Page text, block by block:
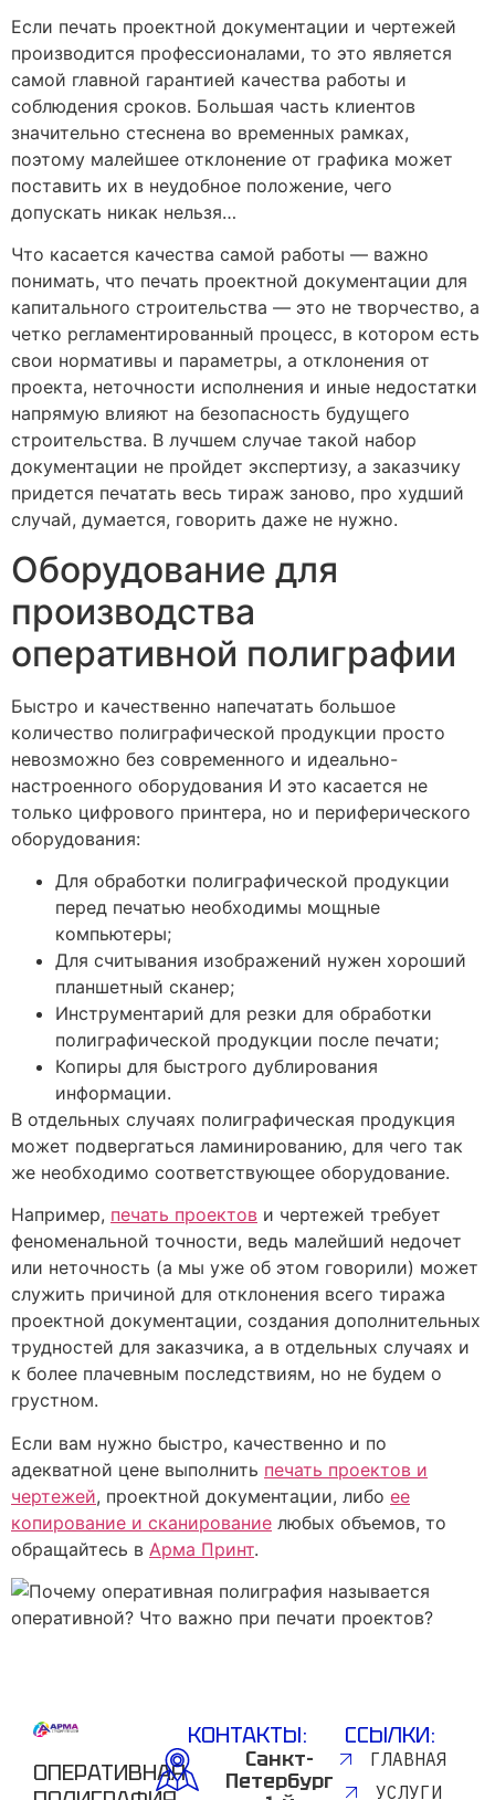
Если печать проектной документации и чертежей
производится профессионалами, то это является
самой главной гарантией качества работы и
соблюдения сроков. Большая часть клиентов
значительно стеснена во временных рамках,
поэтому малейшее отклонение от графика может
поставить их в неудобное положение, чего
допускать никак нельзя…
Что касается качества самой работы — важно
понимать, что печать проектной документации для
капитального строительства — это не творчество, а
четко регламентированный процесс, в котором есть
свои нормативы и параметры, а отклонения от
проекта, неточности исполнения и иные недостатки
напрямую влияют на безопасность будущего
строительства. В лучшем случае такой набор
документации не пройдет экспертизу, а заказчику
придется печатать весь тираж заново, про худший
случай, думается, говорить даже не нужно.
Оборудование для
производства
оперативной полиграфии
Быстро и качественно напечатать большое
количество полиграфической продукции просто
невозможно без современного и идеально-
настроенного оборудования И это касается не
только цифрового принтера, но и периферического
оборудования:
Для обработки полиграфической продукции
перед печатью необходимы мощные
компьютеры;
Для считывания изображений нужен хороший
планшетный сканер;
Инструментарий для резки для обработки
полиграфической продукции после печати;
Копиры для быстрого дублирования
информации.
В отдельных случаях полиграфическая продукция
может подвергаться ламинированию, для чего так
же необходимо соответствующее оборудование.
Например, печать проектов и чертежей требует
феноменальной точности, ведь малейший недочет
или неточность (а мы уже об этом говорили) может
служить причиной для отклонения всего тиража
проектной документации, создания дополнительных
трудностей для заказчика, а в отдельных случаях и
к более плачевным последствиям, но не будем о
грустном.
Если вам нужно быстро, качественно и по
адекватной цене выполнить печать проектов и
чертежей, проектной документации, либо ее
копирование и сканирование любых объемов, то
обращайтесь в Арма Принт.
ОПЕРАТИВНАЯ
КОНТАКТЫ:
Санкт-
Петербург
ССЫЛКИ:
ГЛАВНАЯ
УСЛУГИ